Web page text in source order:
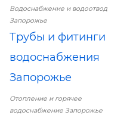
Водоснабжение и водоотвод
Запорожье
Трубы и фитинги
водоснабжения
Запорожье
Отопление и горячее
водоснабжение Запорожье